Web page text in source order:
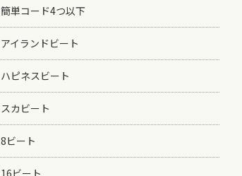
簡単コード4つ以下
アイランドビート
ハピネスビート
スカビート
8ビート
16ビート